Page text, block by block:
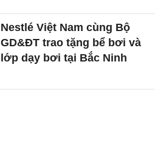
Nestlé Việt Nam cùng Bộ
GD&ĐT trao tặng bể bơi và
lớp dạy bơi tại Bắc Ninh